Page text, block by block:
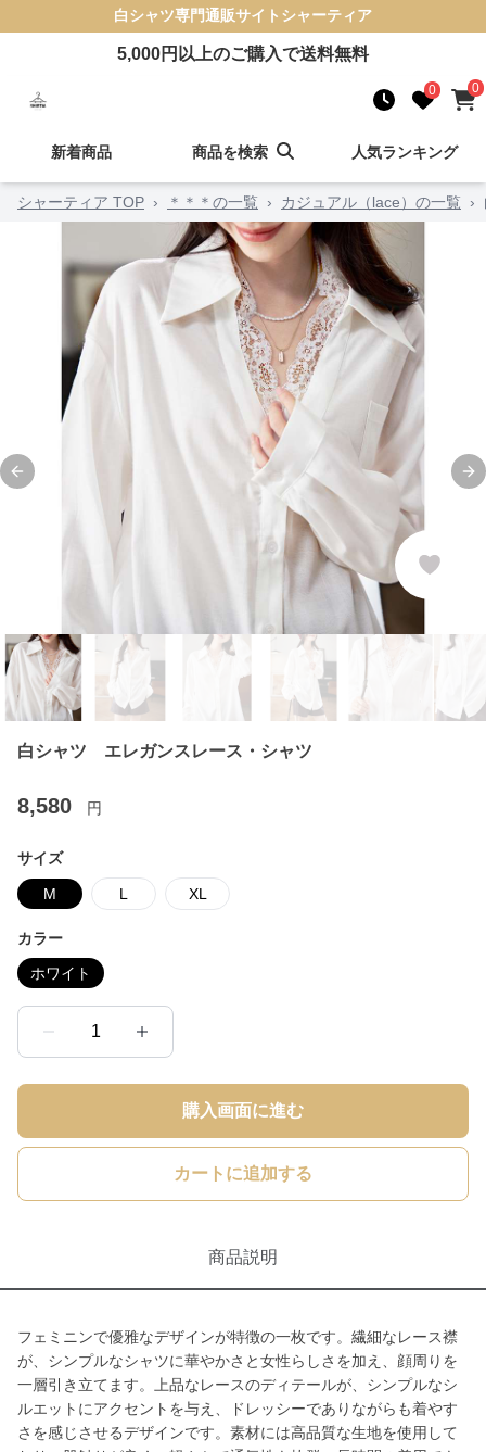
白シャツ専門通販サイト シャーティア
5,000円以上のご購入で送料無料
0 0
新着商品 商品を検索 人気ランキング
シャーティア TOP › ＊＊＊の一覧 › カジュアル（lace）の一覧 ›
Previous slide
白シャツ エレガンスレース・シャツ
8,580 円
サイズ
M L XL
カラー
ホワイト
1
購入画面に進む
カートに追加する
商品説明
フェミニンで優雅なデザインが特徴の一枚です。繊細なレース襟
が、シンプルなシャツに華やかさと女性らしさを加え、顔周りを
一層引き立てます。上品なレースのディテールが、シンプルなシ
ルエットにアクセントを与え、ドレッシーでありながらも着やす
さを感じさせるデザインです。素材には高品質な生地を使用して